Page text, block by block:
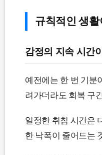
규칙적인 생
감정의 지속 시간
예전에는 한 번 기분
려가더라도 회복 구
일정한 취침 시간은
한 낙폭이 줄어드는